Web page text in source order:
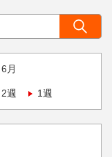
6月
2週 1週